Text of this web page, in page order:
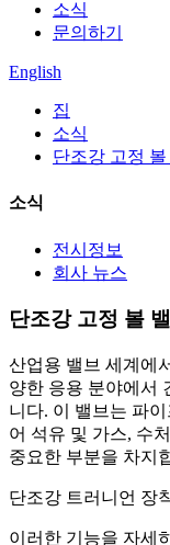
소식
문의하기
English
집
소식
단조강 고정
소식
전시정보
회사 뉴스
단조강 고정 볼
산업용 밸브 세계에
양한 응용 분야에서
니다. 이 밸브는 파
어 석유 및 가스, 수
중요한 부분을 차지
단조강 트러니언 장
이러한 기능을 자세